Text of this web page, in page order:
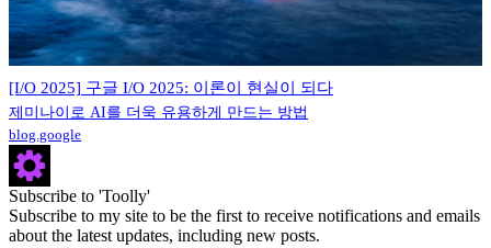
[I/O 2025] 구글 I/O 2025: 이론이 현실이 되다
제미나이로 AI를 더욱 유용하게 만드는 방법
blog.google
Subscribe to 'Toolly'
Subscribe to my site to be the first to receive notifications and emails
about the latest updates, including new posts.